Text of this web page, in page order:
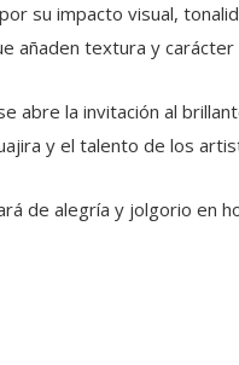
su impacto visual,
añaden textura y carácter
abre la invitación al
y el talento de los
de alegría y jolgorio en